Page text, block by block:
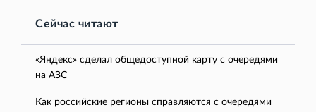
Сейчас читают
«Яндекс» сделал общедоступной карту с очередями
на АЗС
Как российские регионы справляются с очередями